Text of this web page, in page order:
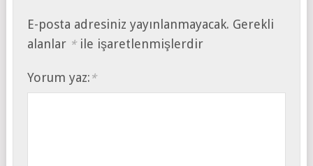
E-posta adresiniz yayınlanmayacak. Gerekli
alanlar *ile işaretlenmişlerdir
Yorum yaz: *